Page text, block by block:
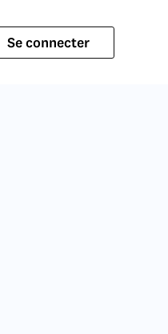
Se connecter